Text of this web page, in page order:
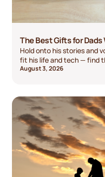
The Best Gifts for
Hold onto his stories and
fit his life and tech — find
August 3, 2026